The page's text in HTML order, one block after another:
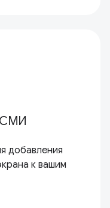
СМИ
добавления
к вашим